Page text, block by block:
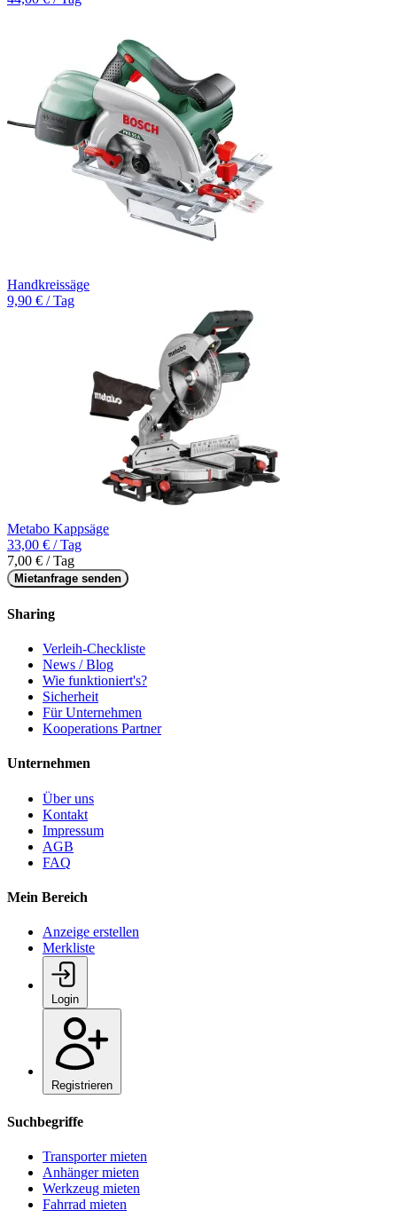
Handkreissäge
9,90 € / Tag
Metabo Kappsäge
33,00 € / Tag
7,00 € / Tag
Mietanfrage senden
Sharing
Verleih-Checkliste
News / Blog
Wie funktioniert's?
Sicherheit
Für Unternehmen
Kooperations Partner
Unternehmen
Über uns
Kontakt
Impressum
AGB
FAQ
Mein Bereich
Anzeige erstellen
Merkliste
Login
Registrieren
Suchbegriffe
Transporter mieten
Anhänger mieten
Werkzeug mieten
Fahrrad mieten